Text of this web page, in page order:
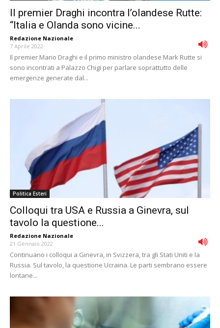
Il premier Draghi incontra l’olandese Rutte:
“Italia e Olanda sono vicine...
Redazione Nazionale -
7 Aprile 2022
Il premier Mario Draghi e il primo ministro olandese Mark Rutte si
sono incontrati a Palazzo Chigi per parlare soprattutto delle
emergenze generate dal...
Politica Esteri
Colloqui tra USA e Russia a Ginevra, sul
tavolo la questione...
Redazione Nazionale -
21 Gennaio 2022
Continuano i colloqui a Ginevra, in Svizzera, tra gli Stati Uniti e la
Russia. Sul tavolo, la questione Ucraina. Le parti sembrano essere
lontane...